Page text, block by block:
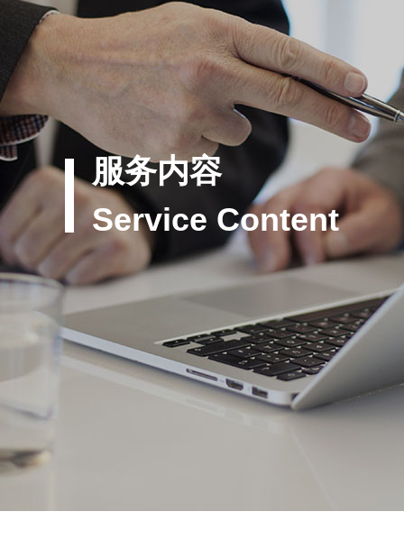
服务内容
Service Content